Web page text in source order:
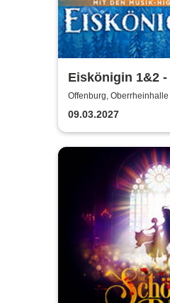
Eiskönigin 1&2
auf Eis
Offenburg, Oberrheinhalle
09.03.2027